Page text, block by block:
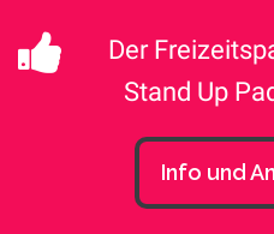
Der
Stand Up
Info und